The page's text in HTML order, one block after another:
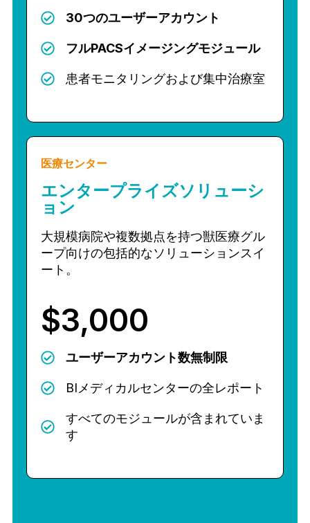
30つのユーザーアカウント
フルPACSイメージングモジュール
患者モニタリングおよび集中治療室
医療センター
エンタープライズソリューシ
ョン
大規模病院や複数拠点を持つ獣医療グル
ープ向けの包括的なソリューションスイ
ート。
$3,000
ユーザーアカウント数無制限
BIメディカルセンターの全レポート
すべてのモジュールが含まれていま
す